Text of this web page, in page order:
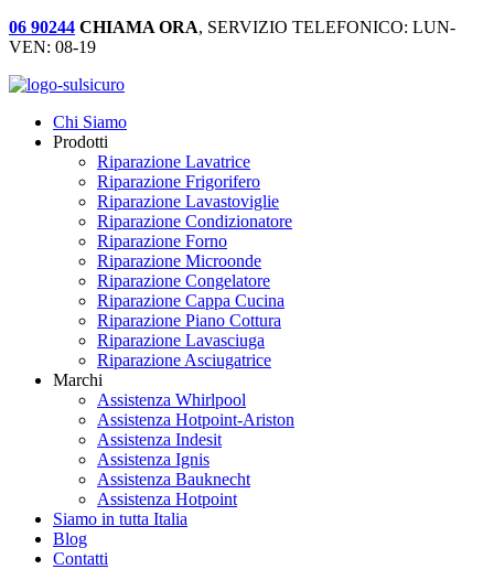
06 90244 CHIAMA ORA, SERVIZIO TELEFONICO: LUN-
VEN: 08-19
Chi Siamo
Prodotti
Riparazione Lavatrice
Riparazione Frigorifero
Riparazione Lavastoviglie
Riparazione Condizionatore
Riparazione Forno
Riparazione Microonde
Riparazione Congelatore
Riparazione Cappa Cucina
Riparazione Piano Cottura
Riparazione Lavasciuga
Riparazione Asciugatrice
Marchi
Assistenza Whirlpool
Assistenza Hotpoint-Ariston
Assistenza Indesit
Assistenza Ignis
Assistenza Bauknecht
Assistenza Hotpoint
Siamo in tutta Italia
Blog
Contatti